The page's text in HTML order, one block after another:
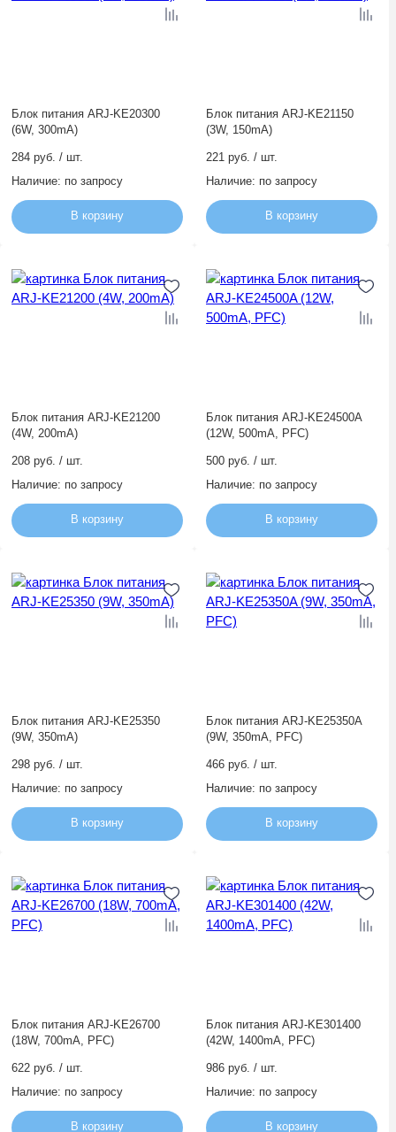
Блок питания ARJ-KE20300
(6W, 300mA)
284 руб. / шт.
Наличие: по запросу
В корзину
Блок питания ARJ-KE21150
(3W, 150mA)
221 руб. / шт.
Наличие: по запросу
В корзину
Блок питания ARJ-KE21200
(4W, 200mA)
208 руб. / шт.
Наличие: по запросу
В корзину
Блок питания ARJ-KE24500A
(12W, 500mA, PFC)
500 руб. / шт.
Наличие: по запросу
В корзину
Блок питания ARJ-KE25350
(9W, 350mA)
298 руб. / шт.
Наличие: по запросу
В корзину
Блок питания ARJ-KE25350A
(9W, 350mA, PFC)
466 руб. / шт.
Наличие: по запросу
В корзину
Блок питания ARJ-KE26700
(18W, 700mA, PFC)
622 руб. / шт.
Наличие: по запросу
В корзину
Блок питания ARJ-KE301400
(42W, 1400mA, PFC)
986 руб. / шт.
Наличие: по запросу
В корзину